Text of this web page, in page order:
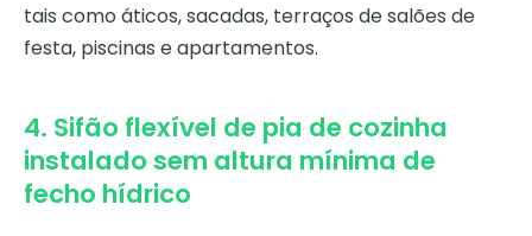
tais como áticos, sacadas, terraços de salões de
festa, piscinas e apartamentos.
4. Sifão flexível de pia de cozinha
instalado sem altura mínima de
fecho hídrico